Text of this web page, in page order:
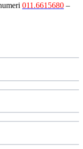
011.6615680 –